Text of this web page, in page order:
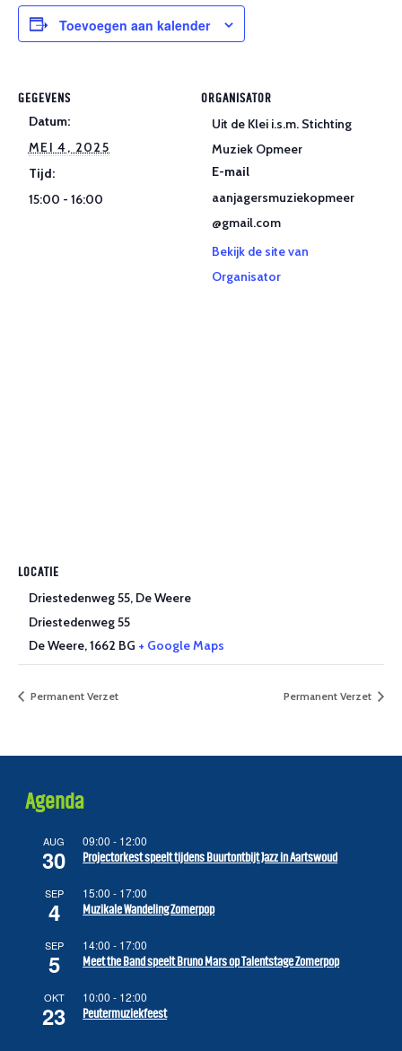
Toevoegen aan kalender
GEGEVENS
Datum:
MEI 4, 2025
Tijd:
15:00 - 16:00
ORGANISATOR
Uit de Klei i.s.m. Stichting
Muziek Opmeer
E-mail
aanjagersmuziekopmeer
@gmail.com
Bekijk de site van
Organisator
LOCATIE
Driestedenweg 55, De Weere
Driestedenweg 55
De Weere,1662 BG + Google Maps
Permanent Verzet Permanent Verzet
Agenda
AUG
30
09:00 - 12:00
Projectorkest speelt tijdens Buurtontbijt Jazz in Aartswoud
SEP
4
15:00 - 17:00
Muzikale Wandeling Zomerpop
SEP
5
14:00 - 17:00
Meet the Band speelt Bruno Mars op Talentstage Zomerpop
OKT
23
10:00 - 12:00
Peutermuziekfeest